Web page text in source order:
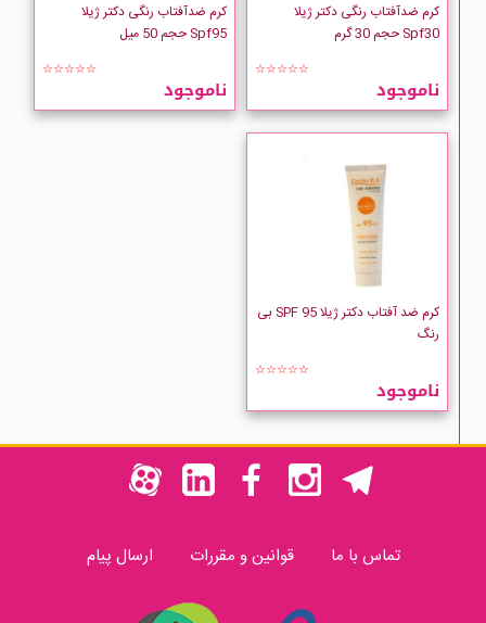
کرم ضدآفتاب رنگی دکتر ژیلا
Spf30 حجم 30 گرم
☆☆☆☆☆
ناموجود
کرم ضدآفتاب رنگی دکتر ژیلا
Spf95 حجم 50 میل
☆☆☆☆☆
ناموجود
کرم ضد آفتاب دکتر ژیلا SPF 95 بی
رنگ
☆☆☆☆☆
ناموجود
تماس با ما قوانین و مقررات ارسال پیام